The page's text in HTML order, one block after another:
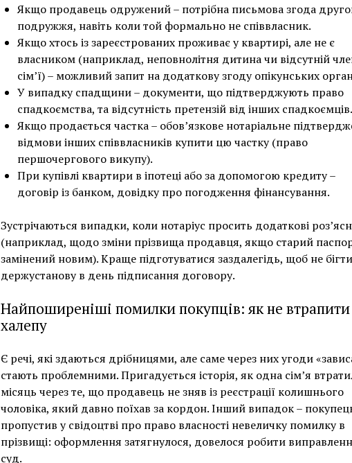
Якщо продавець одружений – потрібна письмова згода
подружжя, навіть коли той формально не співвласник.
Якщо хтось із зареєстрованих проживає у квартирі, але не є
власником (наприклад, неповнолітня дитина чи відсутній
сім’ї) – можливий запит на додаткову згоду опікунських
У випадку спадщини – документи, що підтверджують право
спадкоємства, та відсутність претензій від інших спадкоємців.
Якщо продається частка – обов’язкове нотаріальне
відмови інших співвласників купити цю частку (право
першочергового викупу).
При купівлі квартири в іпотеці або за допомогою кредиту –
договір із банком, довідку про погодження фінансування.
Зустрічаються випадки, коли нотаріус просить додаткові
(наприклад, щодо зміни прізвища продавця, якщо старий
замінений новим). Краще підготуватися заздалегідь, щоб не
держустанову в день підписання договору.
Найпоширеніші помилки покупців: як не
халепу
Є речі, які здаються дрібницями, але саме через них угоди
стають проблемними. Пригадується історія, як одна сім’я
місяць через те, що продавець не зняв із реєстрації колишнього
чоловіка, який давно поїхав за кордон. Інший випадок –
пропустив у свідоцтві про право власності невеличку помилку в
прізвищі: оформлення затягнулося, довелося робити
суд.